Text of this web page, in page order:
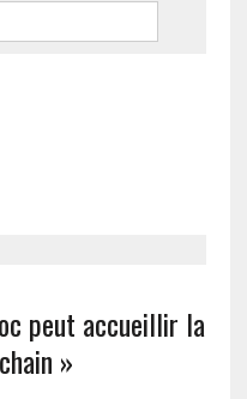
peut accueillir la
»